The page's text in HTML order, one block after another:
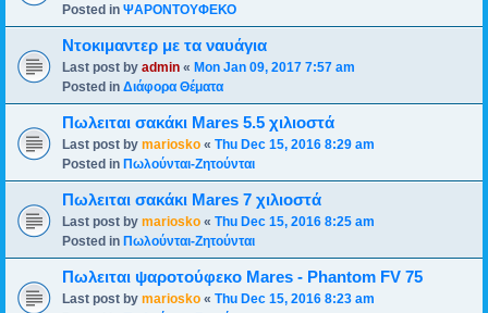
Posted in ΨΑΡΟΝΤΟΥΦΕΚΟ
Ντοκιμαντερ με τα ναυάγια
Last post by admin « Mon Jan 09, 2017 7:57 am
Posted in Διάφορα Θέματα
Πωλειται σακάκι Mares 5.5 χιλιοστά
Last post by mariosko « Thu Dec 15, 2016 8:29 am
Posted in Πωλούνται-Ζητούνται
Πωλειται σακάκι Mares 7 χιλιοστά
Last post by mariosko « Thu Dec 15, 2016 8:25 am
Posted in Πωλούνται-Ζητούνται
Πωλειται ψαροτούφεκο Mares - Phantom FV 75
Last post by mariosko « Thu Dec 15, 2016 8:23 am